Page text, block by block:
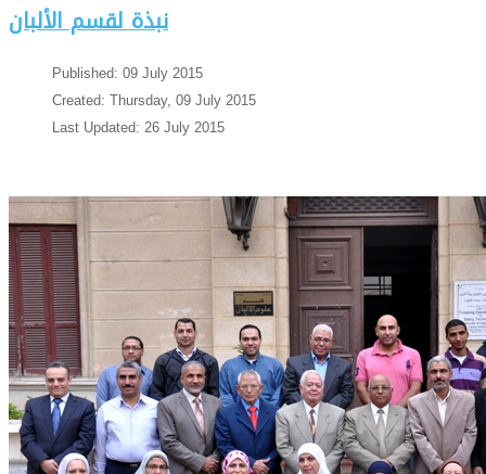
نبذة لقسم الألبان
Published: 09 July 2015
Created: Thursday, 09 July 2015
Last Updated: 26 July 2015